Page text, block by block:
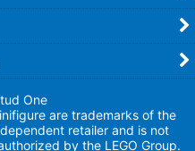
One
are trademarks of the
retailer and is not
by the LEGO Group.